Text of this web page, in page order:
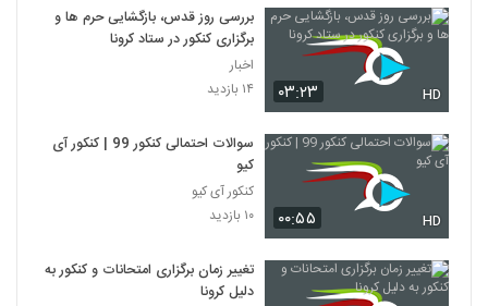
۰۳:۲۳ HD
بررسی روز قدس، بازگشایی حرم‌ ها و
برگزاری کنکور در ستاد کرونا
اخبار
۱۴ بازدید
۰۰:۵۵ HD
سوالات احتمالی کنکور 99 | کنکور آی
کیو
کنکور آی کیو
۱۰ بازدید
تغییر زمان برگزاری امتحانات و کنکور به
دلیل کرونا